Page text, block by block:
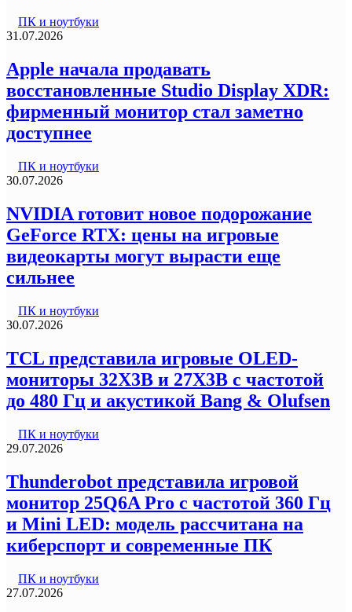
ПК и ноутбуки
31.07.2026
Apple начала продавать
восстановленные Studio Display XDR:
фирменный монитор стал заметно
доступнее
ПК и ноутбуки
30.07.2026
NVIDIA готовит новое подорожание
GeForce RTX: цены на игровые
видеокарты могут вырасти еще
сильнее
ПК и ноутбуки
30.07.2026
TCL представила игровые OLED-
мониторы 32X3B и 27X3B с частотой
до 480 Гц и акустикой Bang & Olufsen
ПК и ноутбуки
29.07.2026
Thunderobot представила игровой
монитор 25Q6A Pro с частотой 360 Гц
и Mini LED: модель рассчитана на
киберспорт и современные ПК
ПК и ноутбуки
27.07.2026